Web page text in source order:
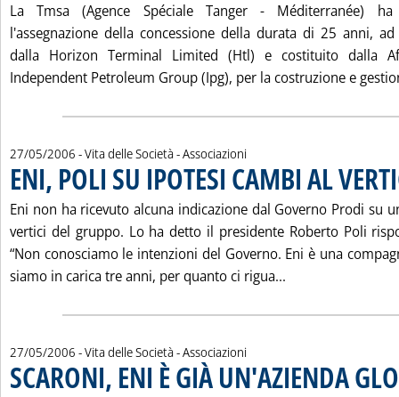
La Tmsa (Agence Spéciale Tanger - Méditerranée)
l'assegnazione della concessione della durata di 25 anni,
dalla Horizon Terminal Limited (Htl) e costituito dalla
Independent Petroleum Group (Ipg), per la costruzione e
27/05/2006 - Vita delle Società - Associazioni
ENI, POLI SU IPOTESI CAMBI AL
Eni non ha ricevuto alcuna indicazione dal Governo Prodi su
vertici del gruppo. Lo ha detto il presidente Roberto Poli
“Non conosciamo le intenzioni del Governo. Eni è una
siamo in carica tre anni, per quanto ci rigua...
27/05/2006 - Vita delle Società - Associazioni
SCARONI, ENI È GIÀ UN'AZIENDA